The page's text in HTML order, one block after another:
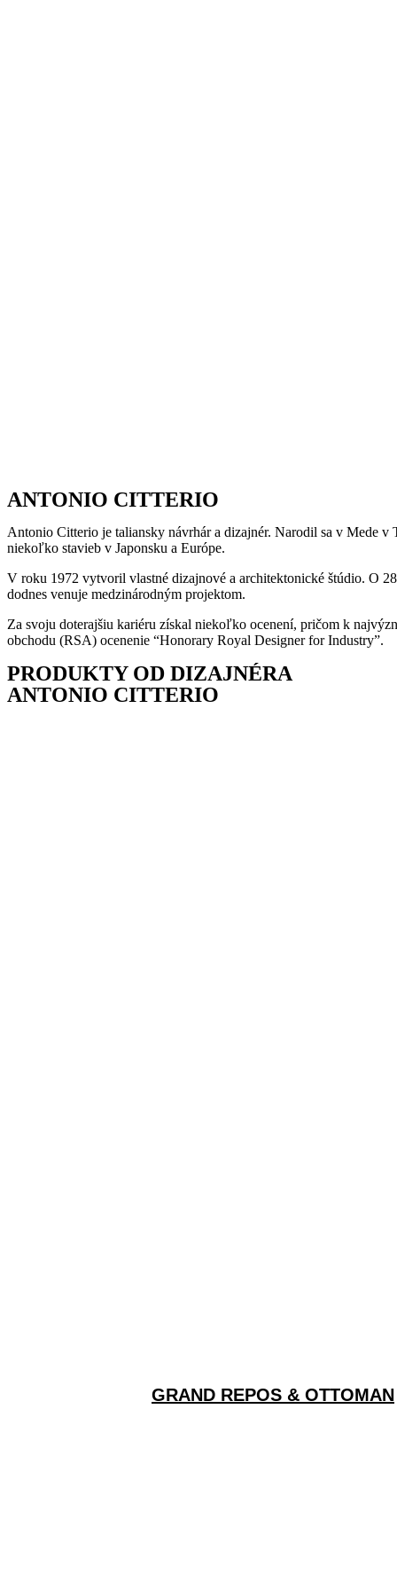
ANTONIO CITTERIO
Antonio Citterio je taliansky návrhár a dizajnér. Narodil sa v Mede
niekoľko stavieb v Japonsku a Európe.
V roku 1972 vytvoril vlastné dizajnové a architektonické štúdio. O
dodnes venuje medzinárodným projektom.
Za svoju doterajšiu kariéru získal niekoľko ocenení, pričom k
obchodu (RSA) ocenenie “Honorary Royal Designer for Industry”.
PRODUKTY OD DIZAJNÉRA
ANTONIO CITTERIO
GRAND REPOS & OTTOMAN